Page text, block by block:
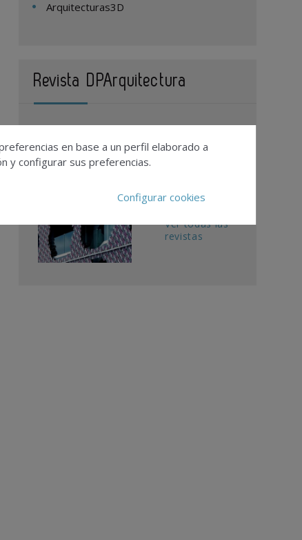
Arquitecturas3D
Revista DPArquitectura
Publicidad
Editorial
Ver todas las
revistas
en base a un perfil elaborado a
y configurar sus preferencias.
Configurar cookies